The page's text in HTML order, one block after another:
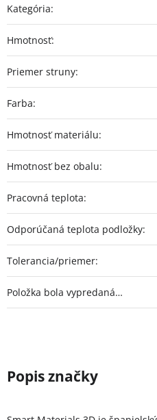
Kategória:
Hmotnosť:
Priemer struny:
Farba:
Hmotnosť materiálu:
Hmotnosť bez obalu:
Pracovná teplota:
Odporúčaná teplota podložky:
Tolerancia/priemer:
Položka bola vypredaná…